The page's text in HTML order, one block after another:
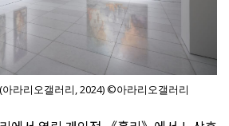
아라리오갤러리, 2024) ©아라리오갤러리